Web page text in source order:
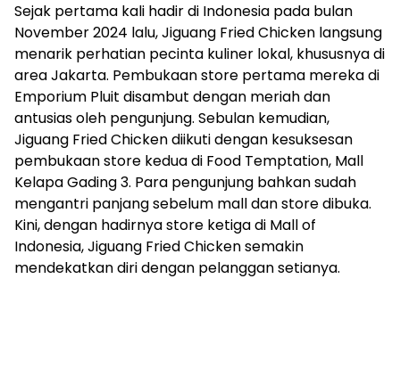
Sejak pertama kali hadir di Indonesia pada bulan
November 2024 lalu, Jiguang Fried Chicken langsung
menarik perhatian pecinta kuliner lokal, khususnya di
area Jakarta. Pembukaan store pertama mereka di
Emporium Pluit disambut dengan meriah dan
antusias oleh pengunjung. Sebulan kemudian,
Jiguang Fried Chicken diikuti dengan kesuksesan
pembukaan store kedua di Food Temptation, Mall
Kelapa Gading 3. Para pengunjung bahkan sudah
mengantri panjang sebelum mall dan store dibuka.
Kini, dengan hadirnya store ketiga di Mall of
Indonesia, Jiguang Fried Chicken semakin
mendekatkan diri dengan pelanggan setianya.